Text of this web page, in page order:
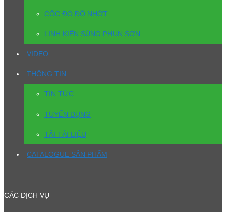
CỐC ĐO ĐỘ NHỚT
LINH KIỆN SÚNG PHUN SƠN
VIDEO
THÔNG TIN
TIN TỨC
TUYỂN DỤNG
TẢI TÀI LIỆU
CATALOGUE SẢN PHẨM
CÁC DỊCH VỤ